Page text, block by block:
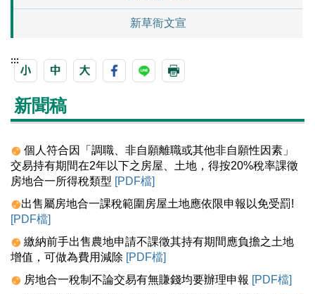
新草衙文宣
:::
新聞稿
個人 符合因「調職、非自願離職或其他非自願性因素」
交易持有期間在2年以下之房屋、土地，得按20%稅率課徵
房地合一所得稅類型 [PDF檔]
出售 屬房地合一課稅範圍房屋土地應依限申報以免受罰!
[PDF檔]
繳納前手出售農地申請不課徵其持有期間應負擔之土地
增值，可做為費用減除 [PDF檔]
房地合一稅制不論交易有無賺錢均要辦理申報 [PDF檔]